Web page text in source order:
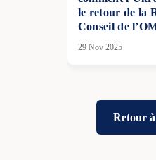
le retour de la
Conseil de
29 Nov 2025
Retour